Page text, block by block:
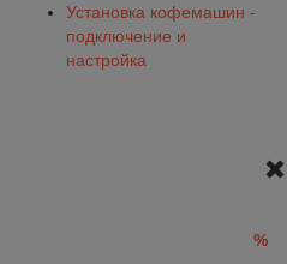
Установка кофемашин -
подключение и
настройка
%